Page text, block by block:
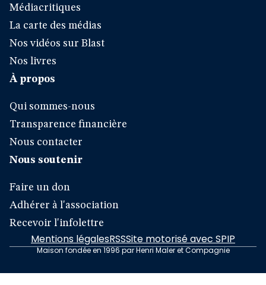
Médiacritiques
La carte des médias
Nos vidéos sur Blast
Nos livres
À propos
Qui sommes-nous
Transparence financière
Nous contacter
Nous soutenir
Faire un don
Adhérer à l'association
Recevoir l'infolettre
Mentions légalesRSSSite motorisé avec SPIP
Maison fondée en 1996 par Henri Maler et Compagnie